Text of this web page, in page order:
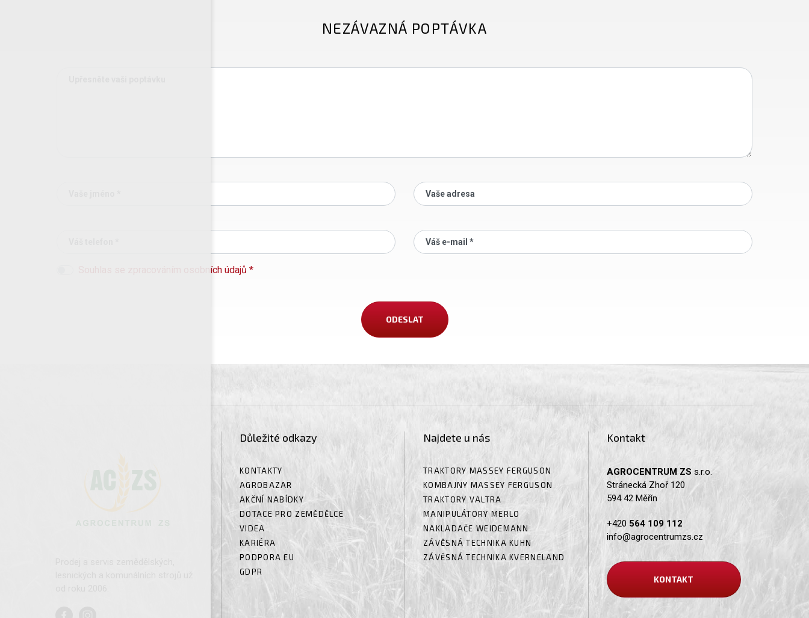
NEZÁVAZNÁ POPTÁVKA
Vaše adresa
Váš e-mail *
Souhlas se zpracováním osobních údajů *
Důležité odkazy
KONTAKTY
AGROBAZAR
AKČNÍ NABÍDKY
DOTACE PRO ZEMĚDĚLCE
VIDEA
KARIÉRA
PODPORA EU
GDPR
Najdete u nás
TRAKTORY MASSEY FERGUSON
KOMBAJNY MASSEY FERGUSON
TRAKTORY VALTRA
MANIPULÁTORY MERLO
NAKLADAČE WEIDEMANN
ZÁVĚSNÁ TECHNIKA KUHN
ZÁVĚSNÁ TECHNIKA KVERNELAND
Kontakt
AGROCENTRUM ZS s.r.o.
Stránecká Zhoř 120
594 42 Měřín
+420 564 109 112
info@agrocentrumzs.cz
KONTAKT